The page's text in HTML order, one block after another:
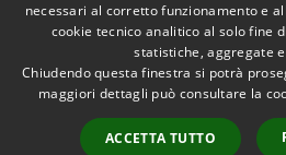
RSS
Accessibilità
necessari al corretto funzionamento e
cookie tecnico analitico al solo fine
statistiche, aggregate
Chiudendo questa finestra si potrà
maggiori dettagli può consultare la
ACCETTA TUTTO